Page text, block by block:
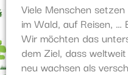
Viele Menschen
im Wald, auf Reisen, …
Wir möchten das
dem Ziel, dass
neu wachsen als